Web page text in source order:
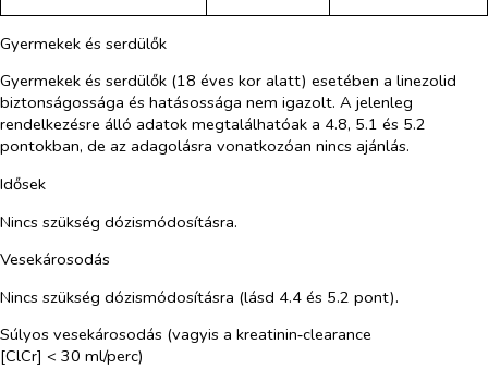
Gyermekek és serdülők
Gyermekek és serdülők (18 éves kor alatt) esetében a linezolid
biztonságossága és hatásossága nem igazolt. A jelenleg
rendelkezésre álló adatok megtalálhatóak a 4.8, 5.1 és 5.2
pontokban, de az adagolásra vonatkozóan nincs ajánlás.
Idősek
Nincs szükség dózismódosításra.
Vesekárosodás
Nincs szükség dózismódosításra (lásd 4.4 és 5.2 pont).
Súlyos vesekárosodás (vagyis a kreatinin‑clearance
[ClCr] < 30 ml/perc)